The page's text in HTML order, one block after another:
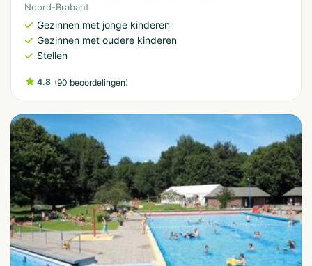
Noord-Brabant
Gezinnen met jonge kinderen
Gezinnen met oudere kinderen
Stellen
4.8 (90 beoordelingen)